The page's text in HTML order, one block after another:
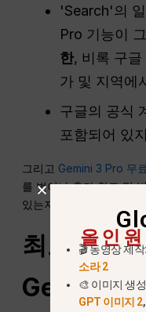
'Search'의
Pro 기능이
한, 비록 구
가 및 지역에
구글의 공식
포함되어 있
그리고 Gemini 3 Pro 무
를 벗어나 추가 한도 및
있는지 결정할 때 유용합
최고의 특
Gemini
올인
🎬 동영상 제작:
소라 2
🎨 이미지 생
GPT 이미지 2,